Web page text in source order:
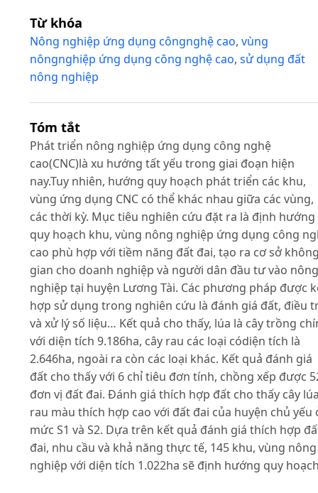
Từ khóa
Nông nghiệp ứng dụng côngnghệ cao, vùng
nôngnghiệp ứng dụng công nghệ cao, sử dụng đất
nông nghiệp
Tóm tắt
Phát triển nông nghiệp ứng dụng công nghệ
cao(CNC)là xu hướng tất yếu trong giai đoạn hiện
nay.Tuy nhiên, hướng quy hoạch phát triển các khu,
vùng ứng dụng CNC có thể khác nhau giữa các vùng,
các thời kỳ. Mục tiêu nghiên cứu đặt ra là định hướng
quy hoạch khu, vùng nông nghiệp ứng dụng công
cao phù hợp với tiềm năng đất đai, tạo ra cơ sở
gian cho doanh nghiệp và người dân đầu tư vào nông
nghiệp tại huyện Lương Tài. Các phương pháp được
hợp sử dụng trong nghiên cứu là đánh giá đất, điều
và xử lý số liệu… Kết quả cho thấy, lúa là cây trồng
với diện tích 9.186ha, cây rau các loại códiện tích là
2.646ha, ngoài ra còn các loại khác. Kết quả đánh giá
đất cho thấy với 6 chỉ tiêu đơn tính, chồng xếp được
đơn vị đất đai. Đánh giá thích hợp đất cho thấy cây
rau màu thích hợp cao với đất đai của huyện chủ yếu
mức S1 và S2. Dựa trên kết quả đánh giá thích hợp
đai, nhu cầu và khả năng thực tế, 145 khu, vùng nông
nghiệp với diện tích 1.022ha sẽ định hướng quy